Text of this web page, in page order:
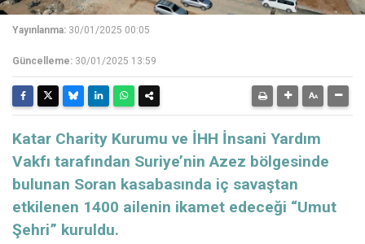
Yayınlanma: 30/01/2025 00:05
Güncelleme: 30/01/2025 13:59
​​​​​​​Katar Charity Kurumu ve İHH İnsani Yardım
Vakfı tarafından Suriye’nin Azez bölgesinde
bulunan Soran kasabasında iç savaştan
etkilenen 1400 ailenin ikamet edeceği “Umut
Şehri” kuruldu.